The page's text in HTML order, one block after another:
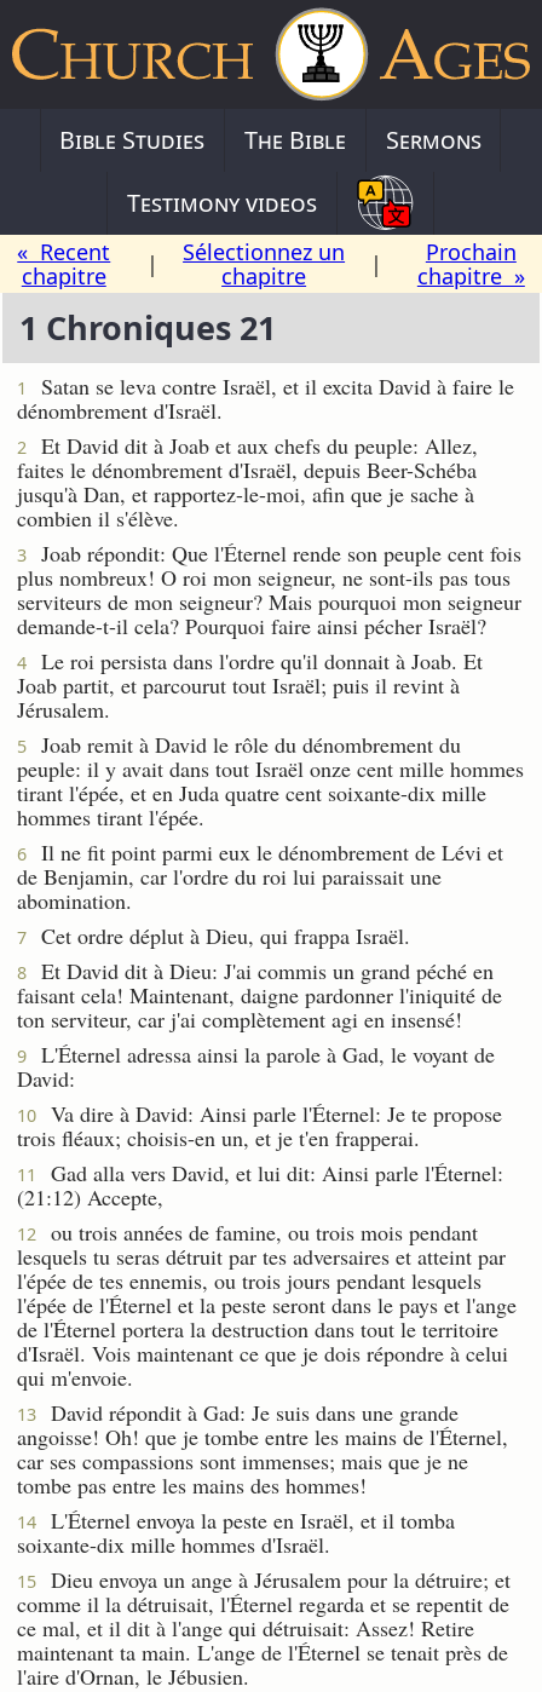
Bible Studies The Bible
Sermons
Testimony videos
« Recent
chapitre
|
Sélectionnez un
chapitre
|
Prochain
chapitre »
1 Chroniques 21
1
Satan se leva contre Israël, et il excita David à faire le
dénombrement d'Israël.
2
Et David dit à Joab et aux chefs du peuple: Allez,
faites le dénombrement d'Israël, depuis Beer-Schéba
jusqu'à Dan, et rapportez-le-moi, afin que je sache à
combien il s'élève.
3
Joab répondit: Que l'Éternel rende son peuple cent fois
plus nombreux! O roi mon seigneur, ne sont-ils pas tous
serviteurs de mon seigneur? Mais pourquoi mon seigneur
demande-t-il cela? Pourquoi faire ainsi pécher Israël?
4
Le roi persista dans l'ordre qu'il donnait à Joab. Et
Joab partit, et parcourut tout Israël; puis il revint à
Jérusalem.
5
Joab remit à David le rôle du dénombrement du
peuple: il y avait dans tout Israël onze cent mille hommes
tirant l'épée, et en Juda quatre cent soixante-dix mille
hommes tirant l'épée.
6
Il ne fit point parmi eux le dénombrement de Lévi et
de Benjamin, car l'ordre du roi lui paraissait une
abomination.
7 Cet ordre déplut à Dieu, qui frappa Israël.
8
Et David dit à Dieu: J'ai commis un grand péché en
faisant cela! Maintenant, daigne pardonner l'iniquité de
ton serviteur, car j'ai complètement agi en insensé!
9
L'Éternel adressa ainsi la parole à Gad, le voyant de
David:
10
Va dire à David: Ainsi parle l'Éternel: Je te propose
trois fléaux; choisis-en un, et je t'en frapperai.
11
Gad alla vers David, et lui dit: Ainsi parle l'Éternel:
(21:12) Accepte,
12
ou trois années de famine, ou trois mois pendant
lesquels tu seras détruit par tes adversaires et atteint par
l'épée de tes ennemis, ou trois jours pendant lesquels
l'épée de l'Éternel et la peste seront dans le pays et l'ange
de l'Éternel portera la destruction dans tout le territoire
d'Israël. Vois maintenant ce que je dois répondre à celui
qui m'envoie.
13
David répondit à Gad: Je suis dans une grande
angoisse! Oh! que je tombe entre les mains de l'Éternel,
car ses compassions sont immenses; mais que je ne
tombe pas entre les mains des hommes!
14
L'Éternel envoya la peste en Israël, et il tomba
soixante-dix mille hommes d'Israël.
15
Dieu envoya un ange à Jérusalem pour la détruire; et
comme il la détruisait, l'Éternel regarda et se repentit de
ce mal, et il dit à l'ange qui détruisait: Assez! Retire
maintenant ta main. L'ange de l'Éternel se tenait près de
l'aire d'Ornan, le Jébusien.